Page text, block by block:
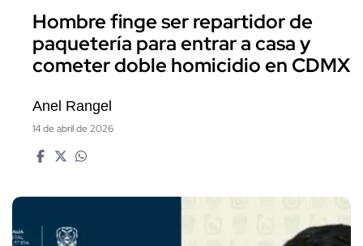
Hombre finge ser repartidor de
paquetería para entrar a casa y
cometer doble homicidio en CDMX
Anel Rangel
14 de abril de 2026